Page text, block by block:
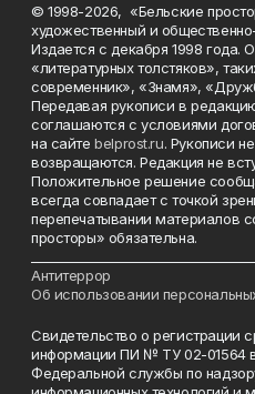
© 1998-2026, «Бельские
художественный и
Издается с декабря 1998 года.
«литературных толстяков»,
современник», «Знамя»,
Передавая рукописи в
соглашаются с условиями
на сайтеbelprost.ru. Рукописи
возвращаются. Редакция не
Положительное решение
всегда совпадает с точкой
перепечатывании материалов
просторы» обязательна.
Антитеррор
Об использовании
Свидетельство о регистрации
информации ПИ № ТУ 02-01564
Федеральной службы по